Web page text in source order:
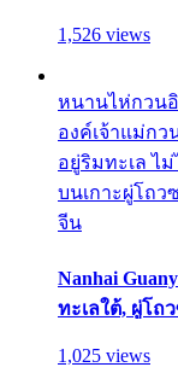
1,526 views
หนานไห่กวน
องค์เจ้าแม่กว
อยู่ริมทะเล ไ
บนเกาะผู่โถว
จีน
Nanhai
ทะเลใต้, ผู่โถ
1,025 views